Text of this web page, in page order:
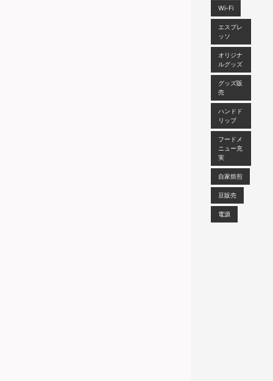
Wi-Fi
エスプレ
ッソ
オリジナ
ルグッズ
グッズ販
売
ハンドド
リップ
フードメ
ニュー充
実
自家焙煎
豆販売
電源